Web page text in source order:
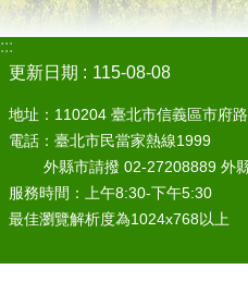
:::
更新日期
115-08-08
地址：110204 臺北市信義區市府
電話：臺北市民當家熱線1999
外縣市請撥 02-27208889 外縣
服務時間：上午8:30-下午5:30
最佳瀏覽解析度為1024x768以上